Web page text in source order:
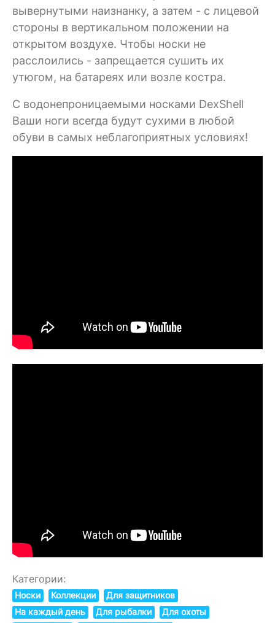
вывернутыми наизнанку, а затем - с лицевой
стороны в вертикальном положении на
открытом воздухе. Чтобы носки не
расслоились - запрещается сушить их
утюгом, на батареях или возле костра.
C водонепроницаемыми носками DexShell
Ваши ноги всегда будут сухими в любой
обуви в самых неблагоприятных условиях!
Категории:
Носки Коллекции
Для защитников
На каждый день
Для рыбалки
Для охоты